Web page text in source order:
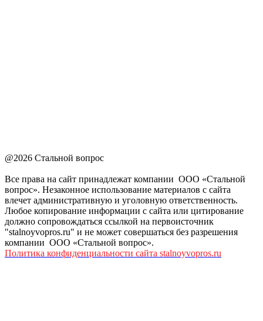
@2026 Стальной вопрос
Все права на сайт принадлежат компании ООО «Стальной
вопрос». Незаконное использование материалов с сайта
влечет административную и уголовную ответственность.
Любое копирование информации с сайта или цитирование
должно сопровождаться ссылкой на первоисточник
"stalnoyvopros.ru" и не может совершаться без разрешения
компании ООО «Стальной вопрос».
Политика конфиденциальности сайта stalnoyvopros.ru